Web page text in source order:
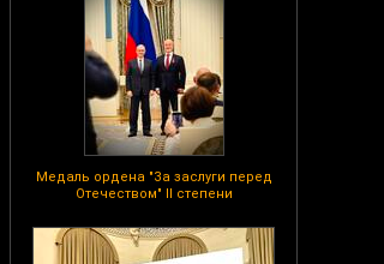
Медаль ордена "За заслуги перед
Отечеством" II степени